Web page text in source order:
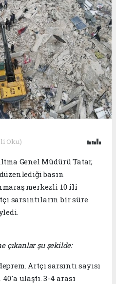
Oku)
Genel Müdürü Tatar,
basın
merkezli 10 ili
sarsıntıların bir süre
çıkanlar şu şekilde:
Artçı sarsıntı sayısı
ulaştı. 3-4 arası